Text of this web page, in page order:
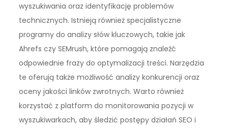
wyszukiwania oraz identyfikację problemów
technicznych. Istnieją również specjalistyczne
programy do analizy słów kluczowych, takie jak
Ahrefs czy SEMrush, które pomagają znaleźć
odpowiednie frazy do optymalizacji treści. Narzędzia
te oferują także możliwość analizy konkurencji oraz
oceny jakości linków zwrotnych. Warto również
korzystać z platform do monitorowania pozycji w
wyszukiwarkach, aby śledzić postępy działań SEO i